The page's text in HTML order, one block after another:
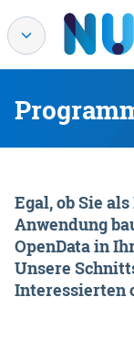
Egal, ob Sie
Anwendung
OpenData in
Unsere
Interessierten